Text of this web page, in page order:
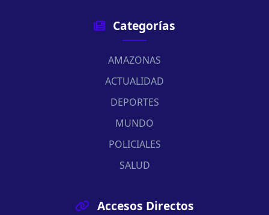
Categorías
AMAZONAS
ACTUALIDAD
DEPORTES
MUNDO
POLICIALES
SALUD
Accesos Directos